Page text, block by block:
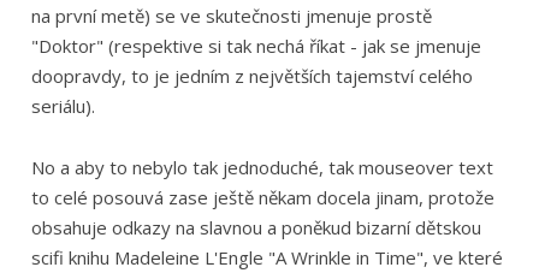
na první metě) se ve skutečnosti jmenuje prostě
"Doktor" (respektive si tak nechá říkat - jak se jmenuje
doopravdy, to je jedním z největších tajemství celého
seriálu).
No a aby to nebylo tak jednoduché, tak mouseover text
to celé posouvá zase ještě někam docela jinam, protože
obsahuje odkazy na slavnou a poněkud bizarní dětskou
scifi knihu Madeleine L'Engle "A Wrinkle in Time", ve které